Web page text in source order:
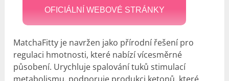
OFICIÁLNÍ WEBOVÉ STRÁNKY
MatchaFitty je navržen jako přírodní řešení pro
regulaci hmotnosti, které nabízí vícesměrné
působení. Urychluje spalování tuků stimulací